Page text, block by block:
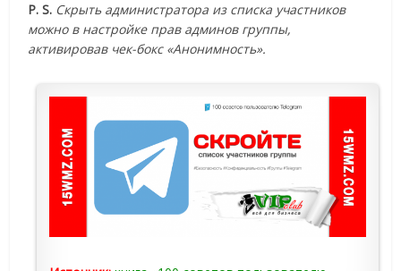
P. S. Скрыть администратора из списка участников
можно в настройке прав админов группы,
активировав чек-бокс «Анонимность».